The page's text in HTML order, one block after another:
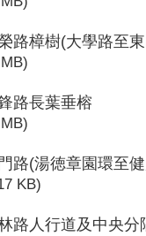
路樟樹(大學路至
路長葉垂榕
路(湯徳章園環至
KB)
路人行道及中央分